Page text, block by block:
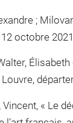
;
octobre
Louvre,
Vincent, « Le